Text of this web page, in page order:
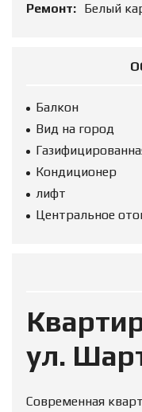
Ремонт: Белый
Балкон
Вид на город
Кондиционер
лифт
Центральное
ул.
Современная